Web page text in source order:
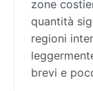
zone
quantità
regioni
brevi e